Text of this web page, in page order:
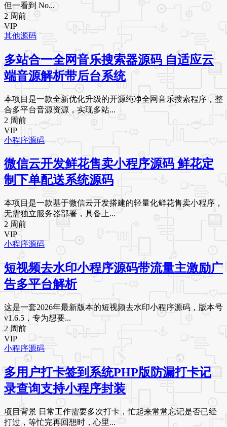
但一看到 No...
2 周前
VIP
其他源码
多站合一全网音乐搜索器源码 自适应云
端音源解析带后台系统
本项目是一款全新优化升级的开源纯净全网音乐搜索程序，整
合多平台音源资源，实现多站...
2 周前
VIP
小程序源码
微信云开发鲜花售卖小程序源码 鲜花定
制下单配送系统源码
本项目是一款基于微信云开发搭建的轻量化鲜花售卖小程序，
无需独立服务器部署，具备上...
2 周前
VIP
小程序源码
短视频去水印小程序源码带流量主激励广
告多平台解析
这是一套2026年最新版本的短视频去水印小程序源码，版本号
v1.6.5，专为想要...
2 周前
VIP
小程序源码
多用户打卡签到系统PHP版防漏打卡记
录查询支持小程序封装
项目背景 日常工作需要多次打卡，忙起来常常忘记是否已经
打过，等忙完再回想时，心里...